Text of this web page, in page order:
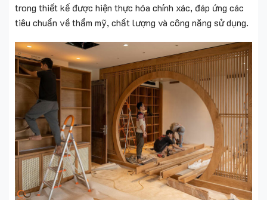
trong thiết kế được hiện thực hóa chính xác, đáp ứng các
tiêu chuẩn về thẩm mỹ, chất lượng và công năng sử dụng.